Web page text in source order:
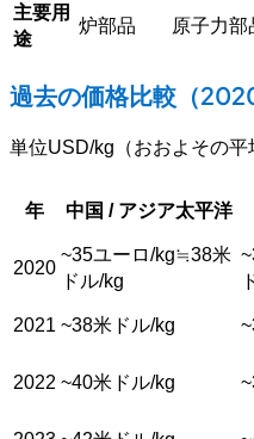
主要用
途
炉部品 原子力部
過去の価格比較（
単位USD/kg（おおよその平
年 中国 / アジア太平洋
2020
~35ユーロ/kg≒38米
ドル/kg
2021 ~38米ドル/kg
2022 ~40米ドル/kg